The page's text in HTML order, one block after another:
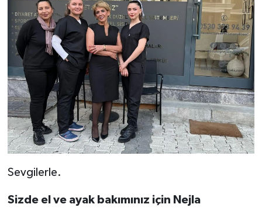
Sevgilerle.
Sizde el ve ayak bakımınız için Nejla